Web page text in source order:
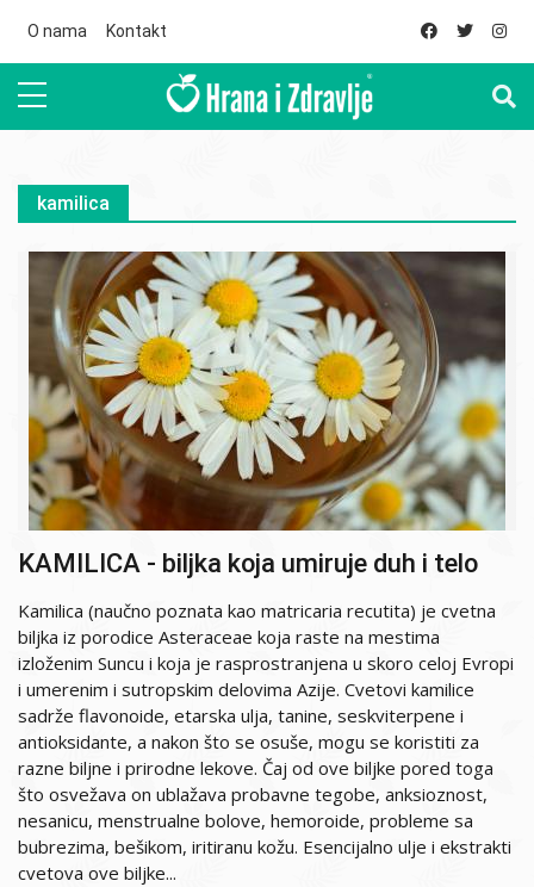
O nama Kontakt
kamilica
KAMILICA - biljka koja umiruje duh i telo
Kamilica (naučno poznata kao matricaria recutita) je cvetna
biljka iz porodice Asteraceae koja raste na mestima
izloženim Suncu i koja je rasprostranjena u skoro celoj Evropi
i umerenim i sutropskim delovima Azije. Cvetovi kamilice
sadrže flavonoide, etarska ulja, tanine, seskviterpene i
antioksidante, a nakon što se osuše, mogu se koristiti za
razne biljne i prirodne lekove. Čaj od ove biljke pored toga
što osvežava on ublažava probavne tegobe, anksioznost,
nesanicu, menstrualne bolove, hemoroide, probleme sa
bubrezima, bešikom, iritiranu kožu. Esencijalno ulje i ekstrakti
cvetova ove biljke...